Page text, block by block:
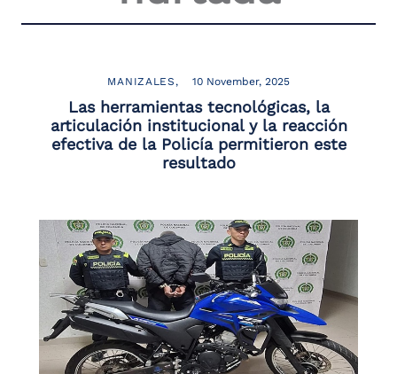
MANIZALES 10 November, 2025
Las herramientas tecnológicas, la
articulación institucional y la reacción
efectiva de la Policía permitieron este
resultado